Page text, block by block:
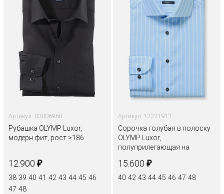
Артикул: 03006968
Рубашка OLYMP Luxor,
модерн фит, рост >186
12.900 ₽
38 39 40 41 42 43 44 45 46
47 48
Артикул: 12221911
Сорочка голубая в полоску
OLYMP Luxor,
полуприлегающая на
15.600 ₽
40 42 43 44 45 46 47 48